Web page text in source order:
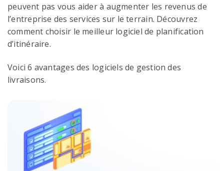
peuvent pas vous aider à augmenter les revenus de
l’entreprise des services sur le terrain. Découvrez
comment choisir le meilleur logiciel de planification
d’itinéraire.
Voici 6 avantages des logiciels de gestion des
livraisons.